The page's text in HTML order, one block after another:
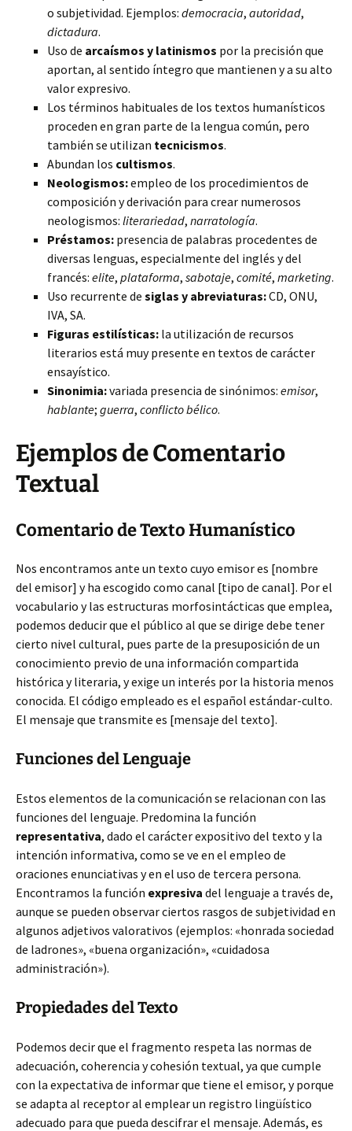
o subjetividad. Ejemplos: democracia, autoridad,
dictadura.
Uso de arcaísmos y latinismos por la precisión que
aportan, al sentido íntegro que mantienen y a su alto
valor expresivo.
Los términos habituales de los textos humanísticos
proceden en gran parte de la lengua común, pero
también se utilizan tecnicismos.
Abundan los cultismos.
Neologismos:empleo de los procedimientos de
composición y derivación para crear numerosos
neologismos: literariedad, narratología.
Préstamos: presencia de palabras procedentes de
diversas lenguas, especialmente del inglés y del
francés: elite, plataforma, sabotaje, comité, marketing.
Uso recurrente de siglas y abreviaturas:CD, ONU,
IVA, SA.
Figuras estilísticas: la utilización de recursos
literarios está muy presente en textos de carácter
ensayístico.
Sinonimia:variada presencia de sinónimos: emisor,
hablante; guerra, conflicto bélico.
Ejemplos de Comentario
Textual
Comentario de Texto Humanístico
Nos encontramos ante un texto cuyo emisor es [nombre
del emisor] y ha escogido como canal [tipo de canal]. Por el
vocabulario y las estructuras morfosintácticas que emplea,
podemos deducir que el público al que se dirige debe tener
cierto nivel cultural, pues parte de la presuposición de un
conocimiento previo de una información compartida
histórica y literaria, y exige un interés por la historia menos
conocida. El código empleado es el español estándar-culto.
El mensaje que transmite es [mensaje del texto].
Funciones del Lenguaje
Estos elementos de la comunicación se relacionan con las
funciones del lenguaje. Predomina la función
representativa, dado el carácter expositivo del texto y la
intención informativa, como se ve en el empleo de
oraciones enunciativas y en el uso de tercera persona.
Encontramos la función expresiva del lenguaje a través de,
aunque se pueden observar ciertos rasgos de subjetividad en
algunos adjetivos valorativos (ejemplos: «honrada sociedad
de ladrones», «buena organización», «cuidadosa
administración»).
Propiedades del Texto
Podemos decir que el fragmento respeta las normas de
adecuación, coherencia y cohesión textual, ya que cumple
con la expectativa de informar que tiene el emisor, y porque
se adapta al receptor al emplear un registro lingüístico
adecuado para que pueda descifrar el mensaje. Además, es